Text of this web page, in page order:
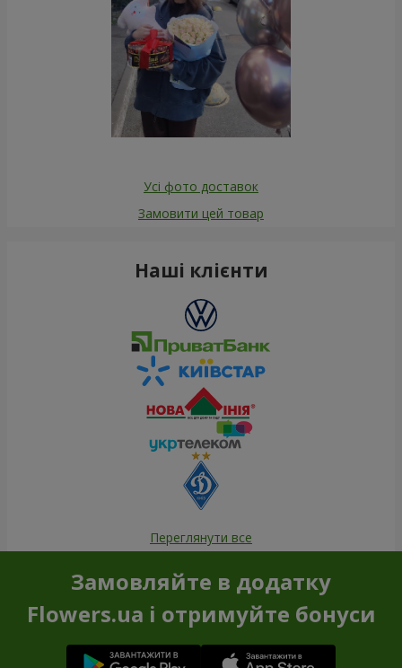
Усі фото доставок
Замовити цей товар
Наші клієнти
Переглянути все
Замовляйте в додатку
Flowers.ua і отримуйте бонуси